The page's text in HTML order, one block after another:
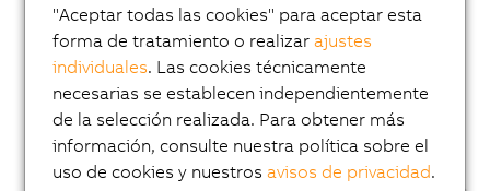
"Aceptar todas las cookies" para aceptar esta
forma de tratamiento o realizarajustes
individuales. Las cookies técnicamente
necesarias se establecen independientemente
de la selección realizada. Para obtener más
información, consulte nuestra política sobre el
uso de cookies y nuestrosavisos de privacidad.